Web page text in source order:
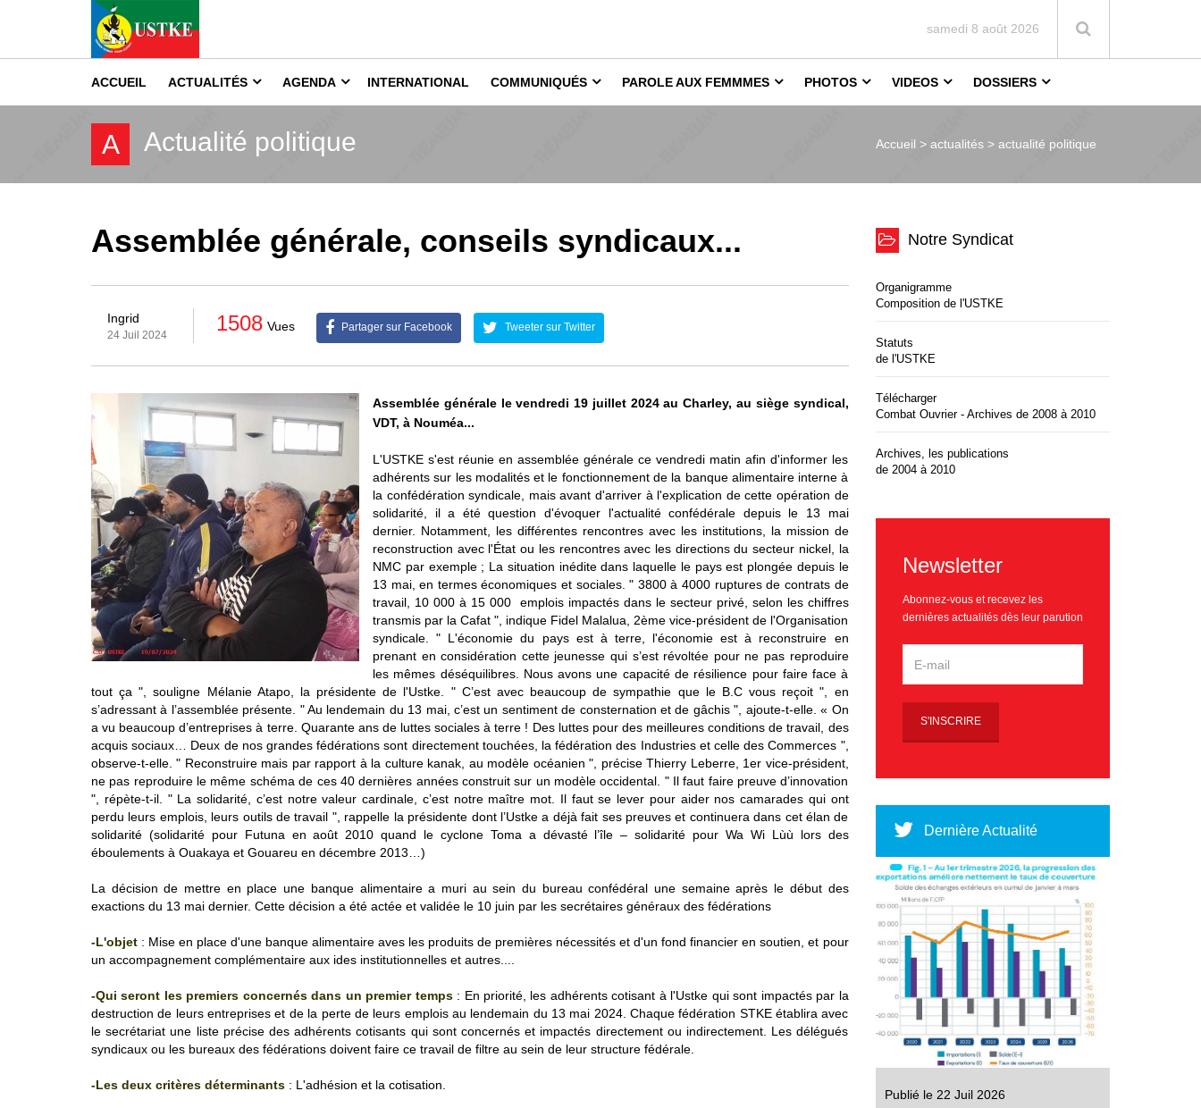
samedi 8 août 2026
ACCUEIL ACTUALITÉS AGENDA INTERNATIONAL COMMUNIQUÉS PAROLE AUX FEMMMES PHOTOS VIDEOS DOSSIERS
A Actualité politique Accueil > actualités > actualité politique
Assemblée générale, conseils syndicaux...
Ingrid
24 Juil 2024
1508 Vues Partager sur Facebook Tweeter sur Twitter
Assemblée générale le vendredi 19 juillet 2024 au Charley, au siège syndical,
VDT, à Nouméa...
L'USTKE s'est réunie en assemblée générale ce vendredi matin afin d'informer les
adhérents sur les modalités et le fonctionnement de la banque alimentaire interne à
la confédération syndicale, mais avant d'arriver à l'explication de cette opération de
solidarité, il a été question d'évoquer l'actualité confédérale depuis le 13 mai
dernier. Notamment, les différentes rencontres avec les institutions, la mission de
reconstruction avec l'État ou les rencontres avec les directions du secteur nickel, la
NMC par exemple ; La situation inédite dans laquelle le pays est plongée depuis le
13 mai, en termes économiques et sociales. " 3800 à 4000 ruptures de contrats de
travail, 10 000 à 15 000 emplois impactés dans le secteur privé, selon les chiffres
transmis par la Cafat ", indique Fidel Malalua, 2ème vice-président de l'Organisation
syndicale. " L'économie du pays est à terre, l'économie est à reconstruire en
prenant en considération cette jeunesse qui s’est révoltée pour ne pas reproduire
les mêmes déséquilibres. Nous avons une capacité de résilience pour faire face à
tout ça ", souligne Mélanie Atapo, la présidente de l'Ustke. " C’est avec beaucoup de sympathie que le B.C vous reçoit ", en
s’adressant à l’assemblée présente. " Au lendemain du 13 mai, c’est un sentiment de consternation et de gâchis ", ajoute-t-elle. « On
a vu beaucoup d’entreprises à terre. Quarante ans de luttes sociales à terre ! Des luttes pour des meilleures conditions de travail, des
acquis sociaux… Deux de nos grandes fédérations sont directement touchées, la fédération des Industries et celle des Commerces ",
observe-t-elle. " Reconstruire mais par rapport à la culture kanak, au modèle océanien ", précise Thierry Leberre, 1er vice-président,
ne pas reproduire le même schéma de ces 40 dernières années construit sur un modèle occidental. " Il faut faire preuve d’innovation
", répète-t-il. " La solidarité, c’est notre valeur cardinale, c’est notre maître mot. Il faut se lever pour aider nos camarades qui ont
perdu leurs emplois, leurs outils de travail ", rappelle la présidente dont l’Ustke a déjà fait ses preuves et continuera dans cet élan de
solidarité (solidarité pour Futuna en août 2010 quand le cyclone Toma a dévasté l’île – solidarité pour Wa Wi Lùù lors des
éboulements à Ouakaya et Gouareu en décembre 2013…)
La décision de mettre en place une banque alimentaire a muri au sein du bureau confédéral une semaine après le début des
exactions du 13 mai dernier. Cette décision a été actée et validée le 10 juin par les secrétaires généraux des fédérations
-L'objet : Mise en place d'une banque alimentaire aves les produits de premières nécessités et d'un fond financier en soutien, et pour
un accompagnement complémentaire aux ides institutionnelles et autres....
-Qui seront les premiers concernés dans un premier temps : En priorité, les adhérents cotisant à l'Ustke qui sont impactés par la
destruction de leurs entreprises et de la perte de leurs emplois au lendemain du 13 mai 2024. Chaque fédération STKE établira avec
le secrétariat une liste précise des adhérents cotisants qui sont concernés et impactés directement ou indirectement. Les délégués
syndicaux ou les bureaux des fédérations doivent faire ce travail de filtre au sein de leur structure fédérale.
-Les deux critères déterminants : L'adhésion et la cotisation.
Notre Syndicat
Organigramme
Composition de l'USTKE
Statuts
de l'USTKE
Télécharger
Combat Ouvrier - Archives de 2008 à 2010
Archives, les publications
de 2004 à 2010
Newsletter
Abonnez-vous et recevez les
dernières actualités dès leur parution
Dernière Actualité
Publié le 22 Juil 2026